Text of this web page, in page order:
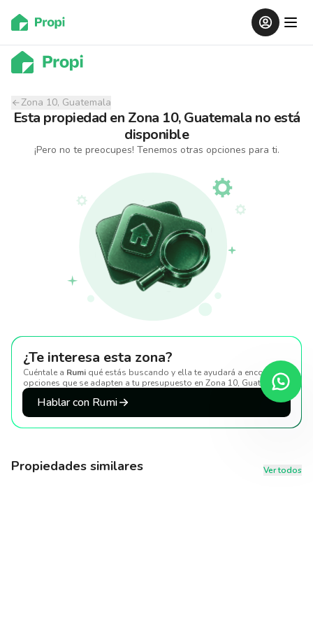
Zona 10, Guatemala
Esta propiedad en Zona 10, Guatemala no está
disponible
¡Pero no te preocupes! Tenemos otras opciones para ti.
¿Te interesa esta zona?
Cuéntale a Rumi qué estás buscando y ella te ayudará a encontrar
opciones que se adapten a tu presupuesto en Zona 10, Guatemala.
Hablar con Rumi
Propiedades similares Ver todos